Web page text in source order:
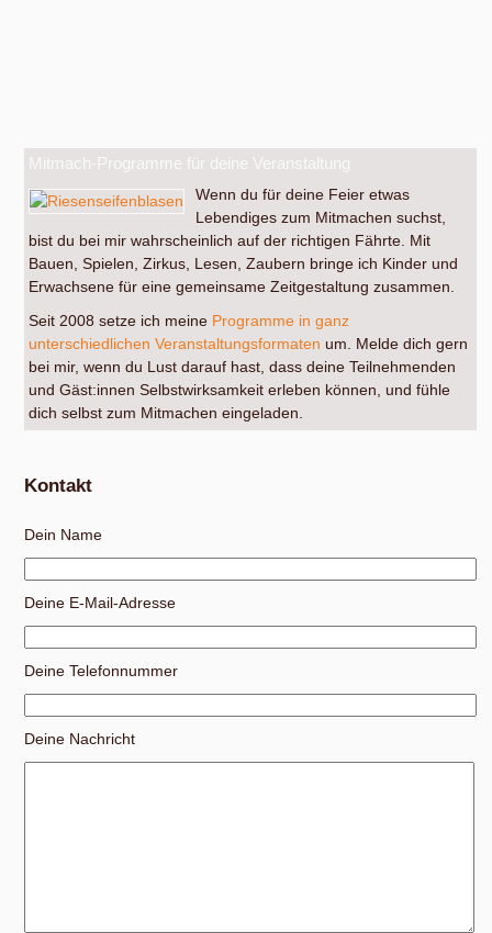
Mitmach-Programme für deine Veranstaltung
Wenn du für deine Feier etwas
Lebendiges zum Mitmachen suchst,
bist du bei mir wahrscheinlich auf der richtigen Fährte. Mit
Bauen, Spielen, Zirkus, Lesen, Zaubern bringe ich Kinder und
Erwachsene für eine gemeinsame Zeitgestaltung zusammen.
Seit 2008 setze ich meine Programme in ganz
unterschiedlichen Veranstaltungsformaten um. Melde dich gern
bei mir, wenn du Lust darauf hast, dass deine Teilnehmenden
und Gäst:innen Selbstwirksamkeit erleben können, und fühle
dich selbst zum Mitmachen eingeladen.
Kontakt
Dein Name
Deine E-Mail-Adresse
Deine Telefonnummer
Deine Nachricht